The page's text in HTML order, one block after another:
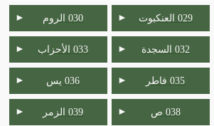
029 العنكبوت ► 030 الروم ►
032 السجدة ► 033 الأحزاب ►
035 فاطر ► 036 يس ►
038 ص ► 039 الزمر ►